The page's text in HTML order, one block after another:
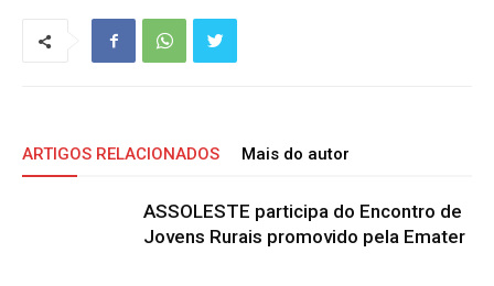
ARTIGOS RELACIONADOS Mais do autor
ASSOLESTE participa do Encontro de
Jovens Rurais promovido pela Emater